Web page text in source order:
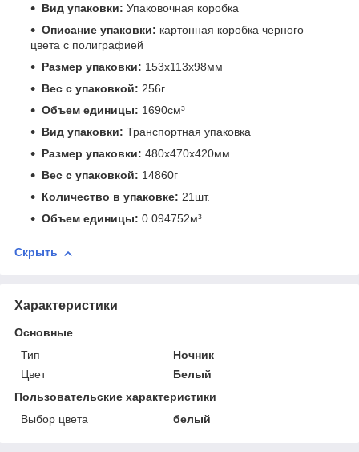
Вид упаковки: Упаковочная коробка
Описание упаковки: картонная коробка черного
цвета с полиграфией
Размер упаковки: 153x113x98мм
Вес с упаковкой: 256г
Объем единицы: 1690см³
Вид упаковки: Транспортная упаковка
Размер упаковки: 480x470x420мм
Вес с упаковкой: 14860г
Количество в упаковке: 21шт.
Объем единицы: 0.094752м³
Скрыть
Характеристики
Основные
Тип
Ночник
Цвет
Белый
Пользовательские характеристики
Выбор цвета
белый